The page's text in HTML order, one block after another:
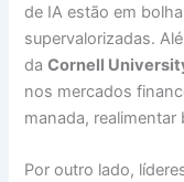
de IA estão em
supervalorizadas.
daCornell
nos mercados
manada,
Por outro lado,